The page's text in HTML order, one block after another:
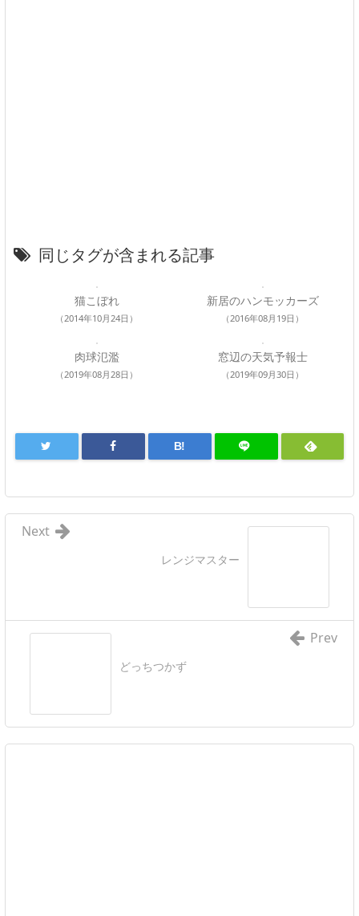
同じタグが含まれる記事
猫こぼれ
（2014年10月24日）
新居のハンモッカーズ
（2016年08月19日）
肉球氾濫
（2019年08月28日）
窓辺の天気予報士
（2019年09月30日）
B!
レンジマスター
Next
どっちつかず
Prev